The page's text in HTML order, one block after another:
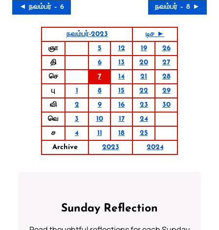
◄ நவம்பர் – 6 நவம்பர் – 8 ►
நவம்பர்-2023
டிச ►
ஞா
5 12 19
26
தி
6 13 20
27
செ
7 14 21
28
பு
1 8 15 22
29
வி
2 9 16 23
30
வெ
3 10 17
24
ச
4 11 18
25
Archive
2023 2024
Sunday Reflection